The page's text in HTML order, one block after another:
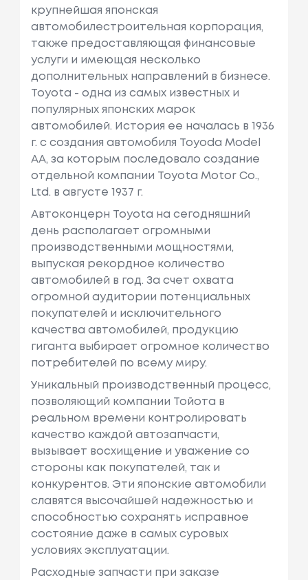
крупнейшая японская
автомобилестроительная корпорация,
также предоставляющая финансовые
услуги и имеющая несколько
дополнительных направлений в бизнесе.
Toyota - одна из самых известных и
популярных японских марок
автомобилей. История ее началась в 1936
г. с создания автомобиля Toyoda Model
AA, за которым последовало создание
отдельной компании Toyota Motor Co.,
Ltd. в августе 1937 г.
Автоконцерн Toyota на сегодняшний
день располагает огромными
производственными мощностями,
выпуская рекордное количество
автомобилей в год. За счет охвата
огромной аудитории потенциальных
покупателей и исключительного
качества автомобилей, продукцию
гиганта выбирает огромное количество
потребителей по всему миру.
Уникальный производственный процесс,
позволяющий компании Тойота в
реальном времени контролировать
качество каждой автозапчасти,
вызывает восхищение и уважение со
стороны как покупателей, так и
конкурентов. Эти японские автомобили
славятся высочайшей надежностью и
способностью сохранять исправное
состояние даже в самых суровых
условиях эксплуатации.
Расходные запчасти при заказе